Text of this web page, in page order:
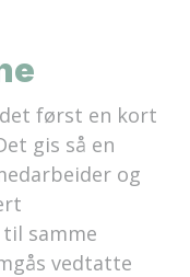
først en kort
gis så en
og
samme
vedtatte